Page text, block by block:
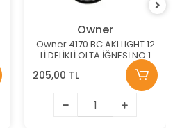
Owner
Owner 4170 BC AKI LIGHT 12
Lİ DELİKLİ OLTA İĞNESİ NO:1
205,00 TL